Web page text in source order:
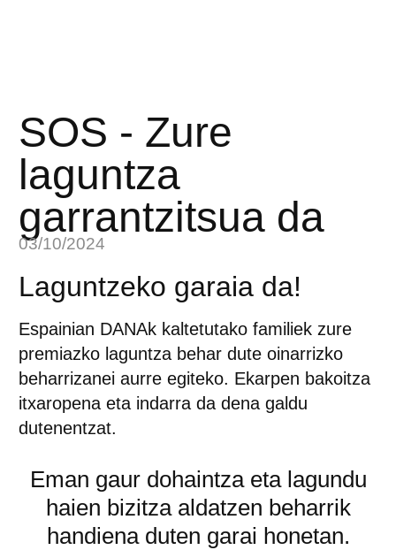
SOS - Zure
laguntza
garrantzitsua da
03/10/2024
Laguntzeko garaia da!
Espainian DANAk kaltetutako familiek zure
premiazko laguntza behar dute oinarrizko
beharrizanei aurre egiteko. Ekarpen bakoitza
itxaropena eta indarra da dena galdu
dutenentzat.
Eman gaur dohaintza eta lagundu
haien bizitza aldatzen beharrik
handiena duten garai honetan.